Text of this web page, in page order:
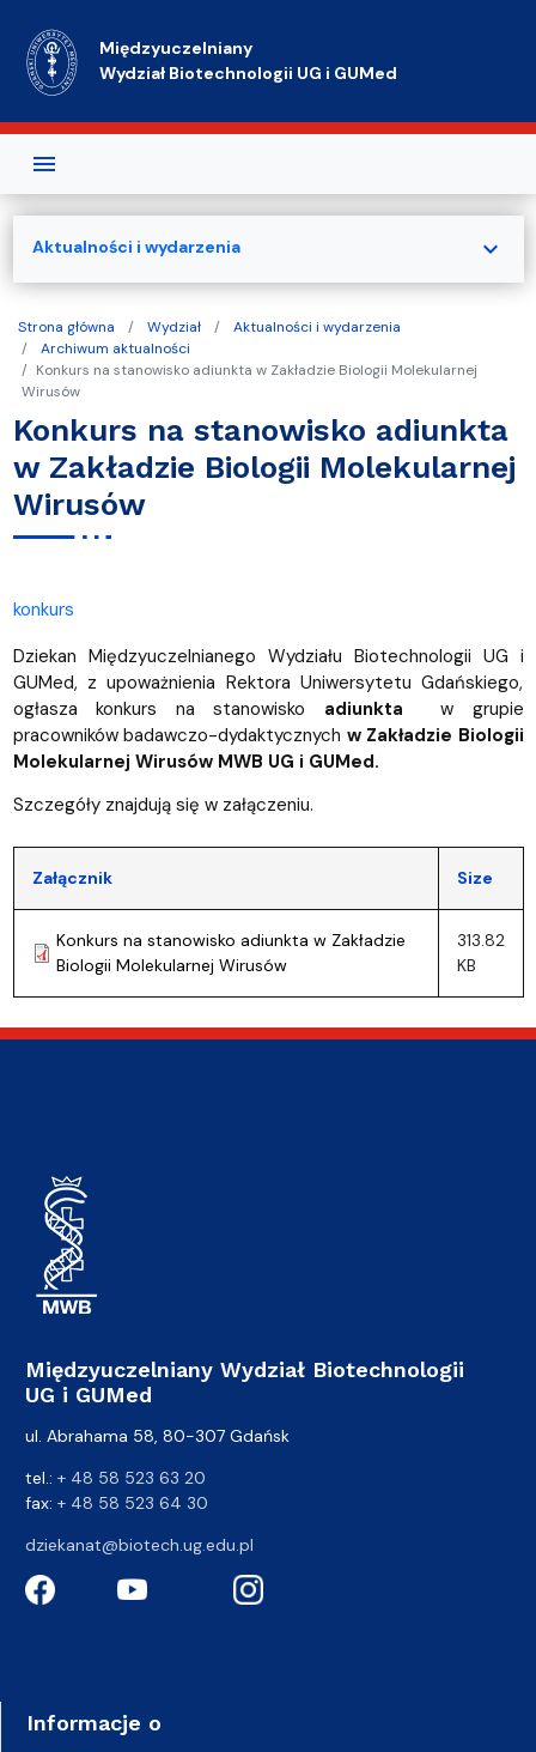
Międzyuczelniany
Wydział Biotechnologii UG i GUMed
Strona główna Wydział
Aktualności i wydarzenia
Archiwum aktualności
Konkurs na stanowisko adiunkta w Zakładzie Biologii Molekularnej
Wirusów
Konkurs na stanowisko adiunkta
w Zakładzie Biologii Molekularnej
Wirusów
konkurs
Dziekan Międzyuczelnianego Wydziału Biotechnologii UG i
GUMed, z upoważnienia Rektora Uniwersytetu Gdańskiego,
ogłasza konkurs na stanowisko adiunkta
w grupie
pracowników badawczo-dydaktycznych w Zakładzie Biologii
Molekularnej Wirusów MWB UG i GUMed.
Szczegóły znajdują się w załączeniu.
Załącznik Size
Konkurs na stanowisko adiunkta w Zakładzie
Biologii Molekularnej Wirusów
313.82
KB
Aktualności i wydarzenia expand_more
Międzyuczelniany Wydział Biotechnologii
UG i GUMed
ul. Abrahama 58, 80-307 Gdańsk
tel.: + 48 58 523 63 20
fax: + 48 58 523 64 30
dziekanat@biotech.ug.edu.pl
Informacje o